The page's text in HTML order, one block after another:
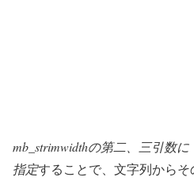
mb_strimwidthの第二、三引数
指定することで、文字列から